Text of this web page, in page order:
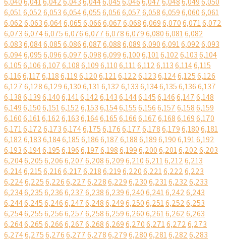
6,0516,0526,0536,0546,0556,0566,0576,0586,0596,0606,061
6,0626,0636,0646,0656,0666,0676,0686,0696,0706,0716,072
6,0736,0746,0756,0766,0776,0786,0796,0806,0816,082
6,0836,0846,0856,0866,0876,0886,0896,0906,0916,0926,093
6,0946,0956,0966,0976,0986,0996,1006,1016,1026,1036,104
6,1056,1066,1076,1086,1096,1106,1116,1126,1136,1146,115
6,1166,1176,1186,1196,1206,1216,1226,1236,1246,1256,126
6,1276,1286,1296,1306,1316,1326,1336,1346,1356,1366,137
6,1386,1396,1406,1416,1426,1436,1446,1456,1466,1476,148
6,1496,1506,1516,1526,1536,1546,1556,1566,1576,1586,159
6,1606,1616,1626,1636,1646,1656,1666,1676,1686,1696,170
6,1716,1726,1736,1746,1756,1766,1776,1786,1796,1806,181
6,1826,1836,1846,1856,1866,1876,1886,1896,1906,1916,192
6,1936,1946,1956,1966,1976,1986,1996,2006,2016,2026,203
6,2046,2056,2066,2076,2086,2096,2106,2116,2126,213
6,2146,2156,2166,2176,2186,2196,2206,2216,2226,223
6,2246,2256,2266,2276,2286,2296,2306,2316,2326,233
6,2346,2356,2366,2376,2386,2396,2406,2416,2426,243
6,2446,2456,2466,2476,2486,2496,2506,2516,2526,253
6,2546,2556,2566,2576,2586,2596,2606,2616,2626,263
6,2646,2656,2666,2676,2686,2696,2706,2716,2726,273
6,2746,2756,2766,2776,2786,2796,2806,2816,2826,283